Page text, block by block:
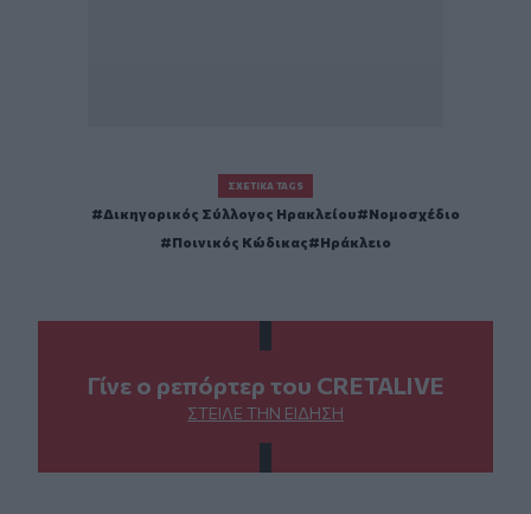
ΣΧΕΤΙΚΆ TAGS
Δικηγορικός Σύλλογος Ηρακλείου
Νομοσχέδιο
Ποινικός Κώδικας
Ηράκλειο
Γίνε ο ρεπόρτερ του CRETALIVE
ΣΤΕΊΛΕ ΤΗΝ ΕΊΔΗΣΗ